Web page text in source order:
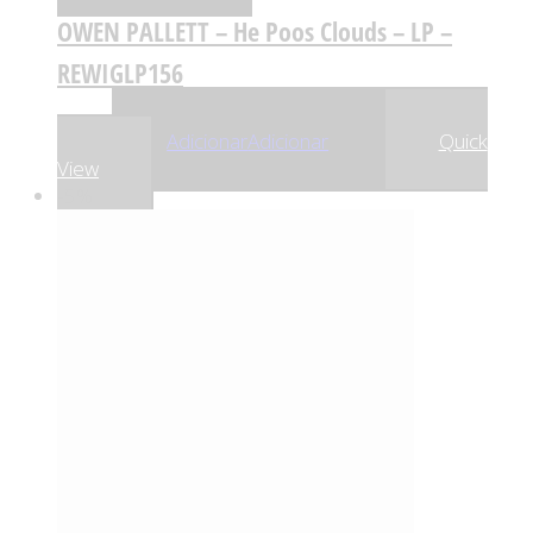
OWEN PALLETT – He Poos Clouds – LP –
REWIGLP156
AdicionarAdicionar
Quick
View